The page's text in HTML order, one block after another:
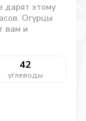
дарят этому
Огурцы
вам и
42
углеводы